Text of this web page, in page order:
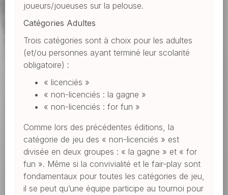
joueurs/joueuses sur la pelouse.
Catégories Adultes
Trois catégories sont à choix pour les adultes
(et/ou personnes ayant terminé leur scolarité
obligatoire) :
« licenciés »
« non-licenciés : la gagne »
« non-licenciés : for fun »
Comme lors des précédentes éditions, la
catégorie de jeu des « non-licenciés » est
divisée en deux groupes : « la gagne » et « for
fun ». Même si la convivialité et le fair-play sont
fondamentaux pour toutes les catégories de jeu,
il se peut qu’une équipe participe au tournoi pour